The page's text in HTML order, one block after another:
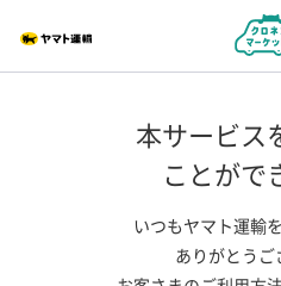
本サービス
ことがで
いつもヤマト運輸
ありがとうご